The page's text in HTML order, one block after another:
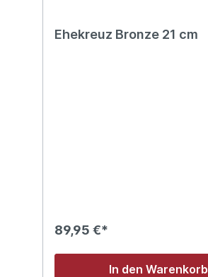
Ehekreuz Bronze 21 cm
89,95 €*
In den Warenkorb